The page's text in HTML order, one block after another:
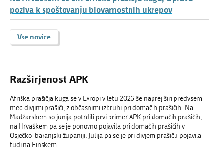
poziva k spoštovanju biovarnostnih ukrepov
Vse novice
Razširjenost APK
Afriška prašičja kuga se v Evropi v letu 2026 še naprej širi predvsem
med divjimi prašiči, z občasnimi izbruhi pri domačih prašičih. Na
Madžarskem so junija potrdili prvi primer APK pri domačih prašičih,
na Hrvaškem pa se je ponovno pojavila pri domačih prašičih v
Osječko-baranjski županiji. Julija pa se je pri divjem prašiču pojavila
tudi na Finskem.